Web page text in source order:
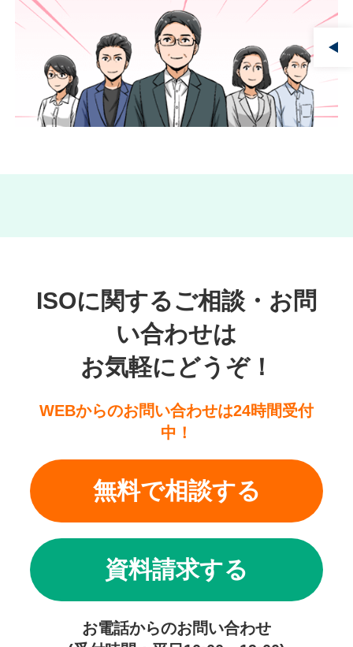
ISOに関するご相談・お問
い合わせは
お気軽にどうぞ！
WEBからのお問い合わせは24時間受付
中！
無料で相談する
資料請求する
お電話からのお問い合わせ